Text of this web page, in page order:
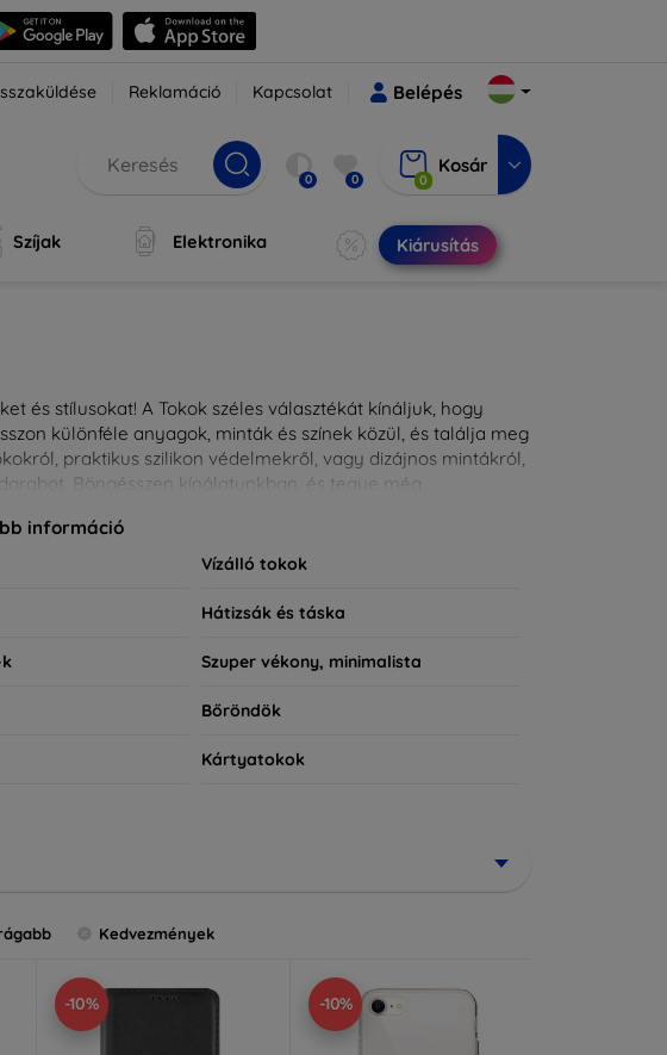
Reklamáció Kapcsolat Belépés
0 0 0
Kosár
Szíjak Elektronika Kiárusítás
és stílusokat! A Tokok széles választékát kínáljuk, hogy
különféle anyagok, minták és színek közül, és találja meg
praktikus szilikon védelmekről, vagy dizájnos mintákról,
Böngésszen kínálatunkban, és tegye még
információ
Vízálló tokok
Hátizsák és táska
Szuper vékony, minimalista
Bőröndök
Kártyatokok
Kedvezmények
-10% -10%